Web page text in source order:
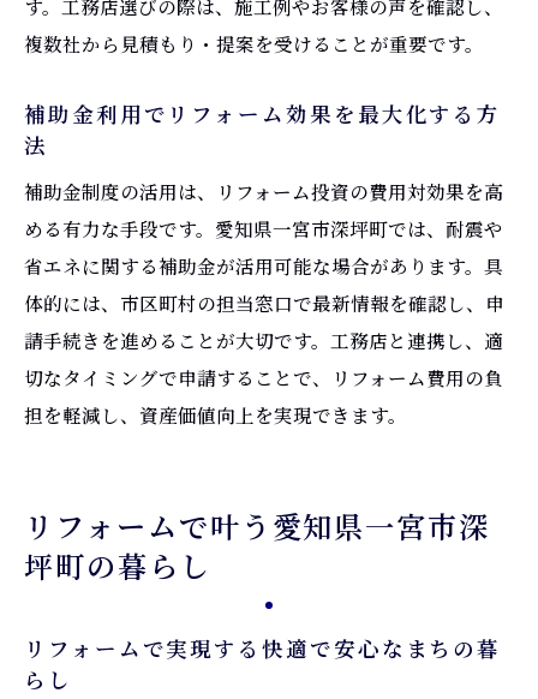
す。工務店選びの際は、施工例やお客様の声を確認し、
複数社から見積もり・提案を受けることが重要です。
補助金利用でリフォーム効果を最大化する方
法
補助金制度の活用は、リフォーム投資の費用対効果を高
める有力な手段です。愛知県一宮市深坪町では、耐震や
省エネに関する補助金が活用可能な場合があります。具
体的には、市区町村の担当窓口で最新情報を確認し、申
請手続きを進めることが大切です。工務店と連携し、適
切なタイミングで申請することで、リフォーム費用の負
担を軽減し、資産価値向上を実現できます。
リフォームで叶う愛知県一宮市深
坪町の暮らし
リフォームで実現する快適で安心なまちの暮
らし